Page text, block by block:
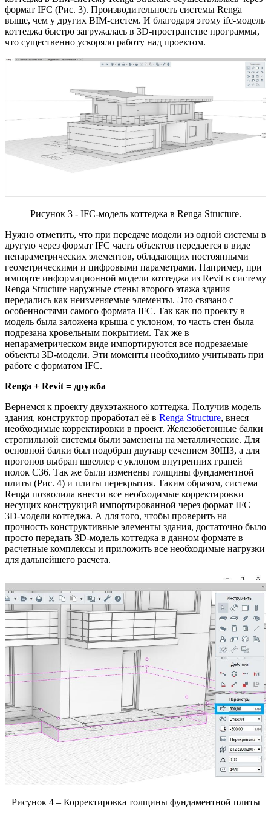
формат IFC (Рис. 3). Производительность системы Renga
выше, чем у других BIM-систем. И благодаря этому ifc-модель
коттеджа быстро загружалась в 3D-пространстве программы,
что существенно ускоряло работу над проектом.
Рисунок 3 - IFC-модель коттеджа в Renga Structure.
Нужно отметить, что при передаче модели из одной системы в
другую через формат IFC часть объектов передается в виде
непараметрических элементов, обладающих постоянными
геометрическими и цифровыми параметрами. Например, при
импорте информационной модели коттеджа из Revit в систему
Renga Structure наружные стены второго этажа здания
передались как неизменяемые элементы. Это связано с
особенностями самого формата IFC. Так как по проекту в
модель была заложена крыша с уклоном, то часть стен была
подрезана кровельным покрытием. Так же в
непараметрическом виде импортируются все подрезаемые
объекты 3D-модели. Эти моменты необходимо учитывать при
работе с форматом IFC.
Renga + Revit = дружба
Вернемся к проекту двухэтажного коттеджа. Получив модель
здания, конструктор проработал её в Renga Structure, внеся
необходимые корректировки в проект. Железобетонные балки
стропильной системы были заменены на металлические. Для
основной балки был подобран двутавр сечением 30Ш3, а для
прогонов выбран швеллер с уклоном внутренних граней
полок С36. Так же были изменены толщины фундаментной
плиты (Рис. 4) и плиты перекрытия. Таким образом, система
Renga позволила внести все необходимые корректировки
несущих конструкций импортированной через формат IFC
3D-модели коттеджа. А для того, чтобы проверить на
прочность конструктивные элементы здания, достаточно было
просто передать 3D-модель коттеджа в данном формате в
расчетные комплексы и приложить все необходимые нагрузки
для дальнейшего расчета.
Рисунок 4 – Корректировка толщины фундаментной плиты